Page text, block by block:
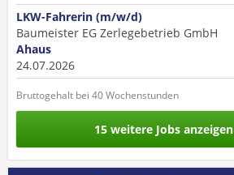
LKW-Fahrerin (m/w/d)
Baumeister EG Zerlegebetrieb GmbH
Ahaus
24.07.2026
Bruttogehalt bei 40 Wochenstunden
15 weitere Jobs anzeigen